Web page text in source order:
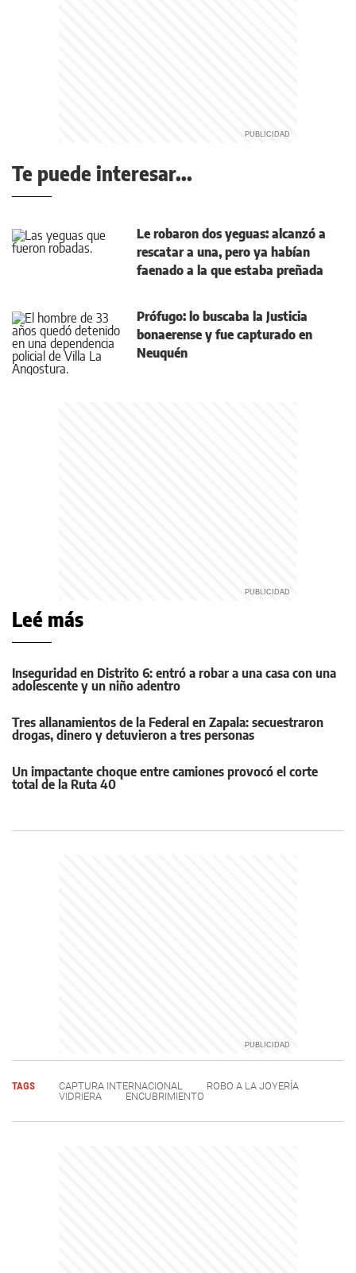
Te puede interesar...
Le robaron dos yeguas: alcanzó a
rescatar a una, pero ya habían
faenado a la que estaba preñada
Prófugo: lo buscaba la Justicia
bonaerense y fue capturado en
Neuquén
Leé más
Inseguridad en Distrito 6: entró a robar a una casa con una
adolescente y un niño adentro
Tres allanamientos de la Federal en Zapala: secuestraron
drogas, dinero y detuvieron a tres personas
Un impactante choque entre camiones provocó el corte
total de la Ruta 40
TAGS CAPTURA INTERNACIONAL
ROBO A LA JOYERÍA
VIDRIERA
ENCUBRIMIENTO